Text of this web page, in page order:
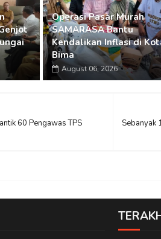
Operasi Pasar Murah
SAMARASA Bantu
Kendalikan Inflasi di
Bima
August 06, 2026
Sebanyak
60 Pengawas TPS